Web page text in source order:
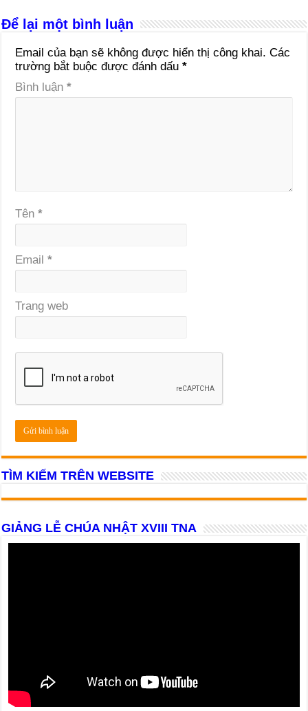
Để lại một bình luận
Email của bạn sẽ không được hiển thị công khai. Các
trường bắt buộc được đánh dấu*
Bình luận*
Tên*
Email*
Trang web
TÌM KIẾM TRÊN WEBSITE
GIẢNG LỄ CHÚA NHẬT XVIII TNA